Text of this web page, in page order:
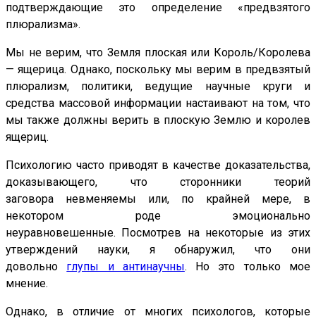
подтверждающие это определение «предвзятого
плюрализма».
Мы не верим, что Земля плоская или Король/Королева
— ящерица. Однако, поскольку мы верим в предвзятый
плюрализм, политики, ведущие научные круги и
средства массовой информации настаивают на том, что
мы также должны верить в плоскую Землю и королев
ящериц.
Психологию часто приводят в качестве доказательства,
доказывающего, что сторонники теорий
заговора невменяемы или, по крайней мере, в
некотором роде эмоционально
неуравновешенные. Посмотрев на некоторые из этих
утверждений науки, я обнаружил, что они
довольно глупы и антинаучны. Но это только мое
мнение.
Однако, в отличие от многих психологов, которые